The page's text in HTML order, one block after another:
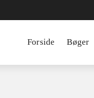
Forside Bøger